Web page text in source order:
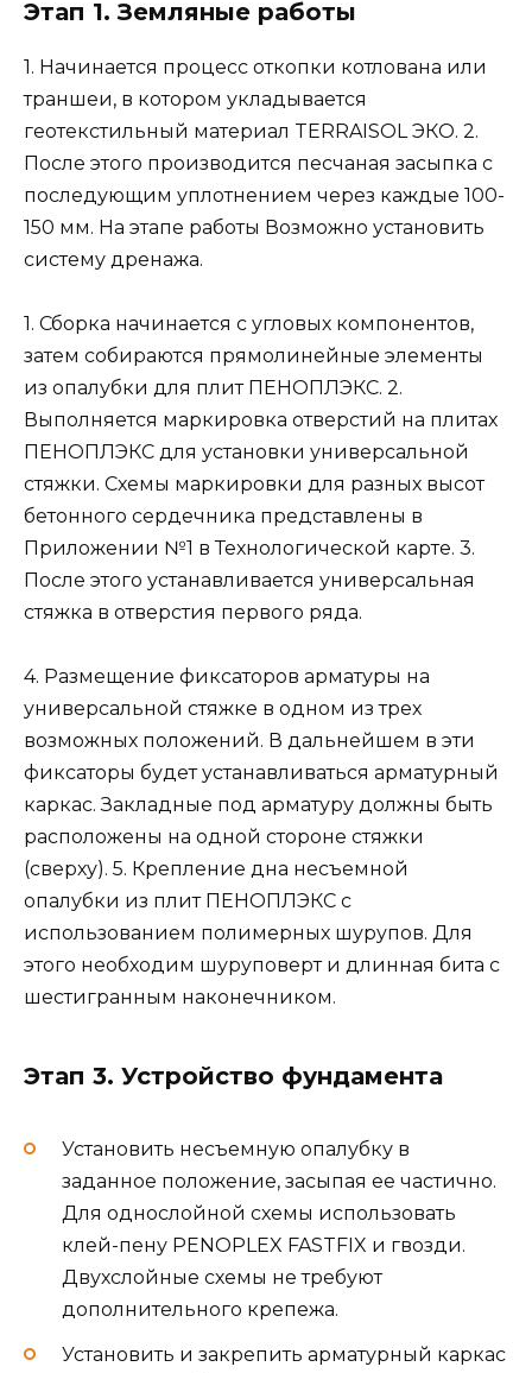
Этап 1. Земляные работы
1. Начинается процесс откопки котлована или
траншеи, в котором укладывается
геотекстильный материал TERRAISOL ЭКО. 2.
После этого производится песчаная засыпка с
последующим уплотнением через каждые 100-
150 мм. На этапе работы Возможно установить
систему дренажа.
1. Сборка начинается с угловых компонентов,
затем собираются прямолинейные элементы
из опалубки для плит ПЕНОПЛЭКС. 2.
Выполняется маркировка отверстий на плитах
ПЕНОПЛЭКС для установки универсальной
стяжки. Схемы маркировки для разных высот
бетонного сердечника представлены в
Приложении №1 в Технологической карте. 3.
После этого устанавливается универсальная
стяжка в отверстия первого ряда.
4. Размещение фиксаторов арматуры на
универсальной стяжке в одном из трех
возможных положений. В дальнейшем в эти
фиксаторы будет устанавливаться арматурный
каркас. Закладные под арматуру должны быть
расположены на одной стороне стяжки
(сверху). 5. Крепление дна несъемной
опалубки из плит ПЕНОПЛЭКС с
использованием полимерных шурупов. Для
этого необходим шуруповерт и длинная бита с
шестигранным наконечником.
Этап 3. Устройство фундамента
Установить несъемную опалубку в
заданное положение, засыпая ее частично.
Для однослойной схемы использовать
клей-пену PENOPLEX FASTFIX и гвозди.
Двухслойные схемы не требуют
дополнительного крепежа.
Установить и закрепить арматурный каркас